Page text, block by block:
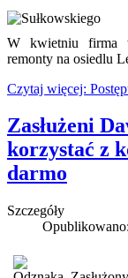
W kwietniu firma
remonty na osiedlu
Czytaj więcej:
Zasłużeni
korzystać z
darmo
Szczegóły